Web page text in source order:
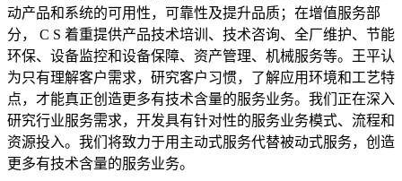
动产品和系统的可用性，可靠性及提升品质；在增值服务部
分， C S 着重提供产品技术培训、技术咨询、全厂维护、节能
环保、设备监控和设备保障、资产管理、机械服务等。王平认
为只有理解客户需求，研究客户习惯，了解应用环境和工艺特
点，才能真正创造更多有技术含量的服务业务。我们正在深入
研究行业服务需求，开发具有针对性的服务业务模式、流程和
资源投入。我们将致力于用主动式服务代替被动式服务，创造
更多有技术含量的服务业务。